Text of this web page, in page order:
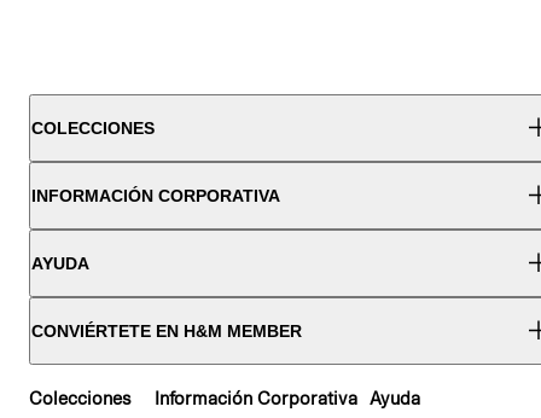
COLECCIONES
INFORMACIÓN CORPORATIVA
AYUDA
CONVIÉRTETE EN H&M MEMBER
Colecciones Información Corporativa Ayuda